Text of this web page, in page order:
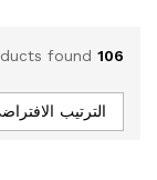
106
found
الترتيب